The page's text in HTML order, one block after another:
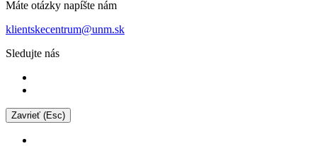
Máte otázky napíšte nám
klientskecentrum@unm.sk
Sledujte nás
Zavrieť (Esc)